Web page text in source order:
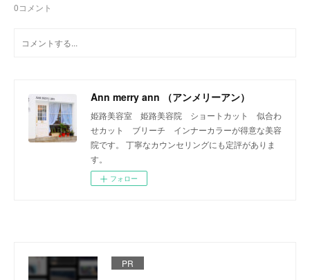
0コメント
Ann merry ann （アンメリーアン）
姫路美容室 姫路美容院 ショートカット 似合わ
せカット ブリーチ インナーカラーが得意な美容
院です。 丁寧なカウンセリングにも定評がありま
す。
フォロー
PR